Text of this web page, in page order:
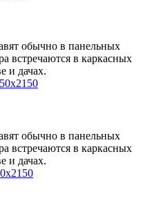
обычно в панельных
встречаются в каркасных
и дачах.
обычно в панельных
встречаются в каркасных
и дачах.